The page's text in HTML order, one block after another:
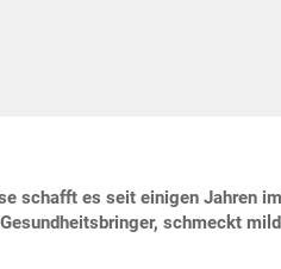
schafft es seit einigen Jahren
schmeckt